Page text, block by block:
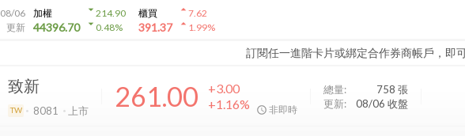
08/06
更新
加權
44396.70
arrow_drop_down214.90
arrow_drop_down0.48%
櫃買
391.37
arrow_drop_up7.62
arrow_drop_up1.99%
訂閱任一進階卡片或綁定合作券商帳戶，即
致新
TW 8081 上市 261.00
+3.00
+1.16%
非即時
總量: 758 張
更新:
08/06 收盤